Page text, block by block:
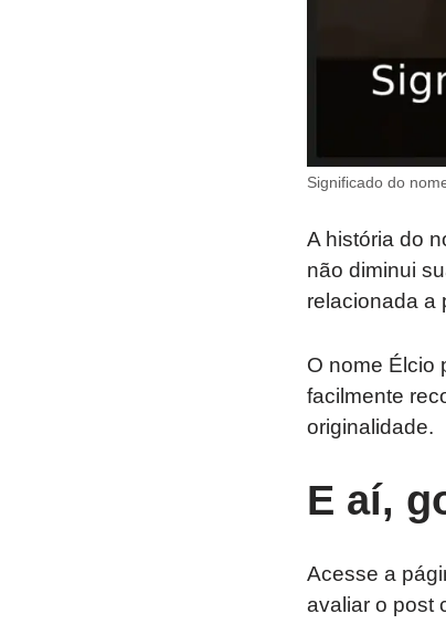
Significado do
A história do
não diminui
relacionada a
O nome Élcio
facilmente
originalidade.
E aí,
Acesse a
avaliar o post